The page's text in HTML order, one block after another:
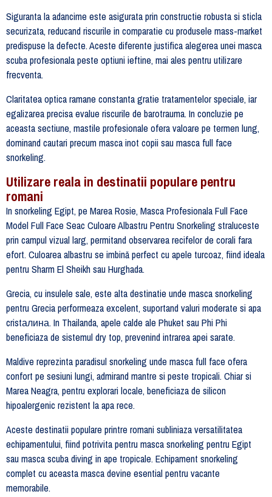
Siguranta la adancime este asigurata prin constructie robusta si sticla
securizata, reducand riscurile in comparatie cu produsele mass-market
predispuse la defecte. Aceste diferente justifica alegerea unei masca
scuba profesionala peste optiuni ieftine, mai ales pentru utilizare
frecventa.
Claritatea optica ramane constanta gratie tratamentelor speciale, iar
egalizarea precisa evalue riscurile de barotrauma. In concluzie pe
aceasta sectiune, mastile profesionale ofera valoare pe termen lung,
dominand cautari precum masca inot copii sau masca full face
snorkeling.
Utilizare reala in destinatii populare pentru
romani
In snorkeling Egipt, pe Marea Rosie, Masca Profesionala Full Face
Model Full Face Seac Culoare Albastru Pentru Snorkeling straluceste
prin campul vizual larg, permitand observarea recifelor de corali fara
efort. Culoarea albastru se imbină perfect cu apele turcoaz, fiind ideala
pentru Sharm El Sheikh sau Hurghada.
Grecia, cu insulele sale, este alta destinatie unde masca snorkeling
pentru Grecia performeaza excelent, suportand valuri moderate si apa
cristалина. In Thailanda, apele calde ale Phuket sau Phi Phi
beneficiaza de sistemul dry top, prevenind intrarea apei sarate.
Maldive reprezinta paradisul snorkeling unde masca full face ofera
confort pe sesiuni lungi, admirand mantre si peste tropicali. Chiar si
Marea Neagra, pentru explorari locale, beneficiaza de silicon
hipoalergenic rezistent la apa rece.
Aceste destinatii populare printre romani subliniaza versatilitatea
echipamentului, fiind potrivita pentru masca snorkeling pentru Egipt
sau masca scuba diving in ape tropicale. Echipament snorkeling
complet cu aceasta masca devine esential pentru vacante
memorabile.